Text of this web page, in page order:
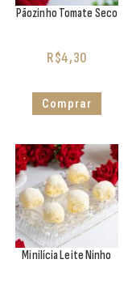
Pãozinho Tomate Seco
R$4,30
Comprar
Minilícia Leite Ninho